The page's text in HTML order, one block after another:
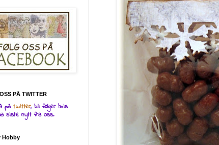
PÅ TWITTER
påtwitter, bli følger hvis
siste nytt fra oss.
Hobby